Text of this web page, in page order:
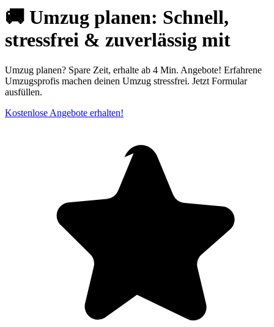
🚚 Umzug planen: Schnell,
stressfrei & zuverlässig mit
Umzug planen? Spare Zeit, erhalte ab 4 Min. Angebote! Erfahrene
Umzugsprofis machen deinen Umzug stressfrei. Jetzt Formular
ausfüllen.
Kostenlose Angebote erhalten!